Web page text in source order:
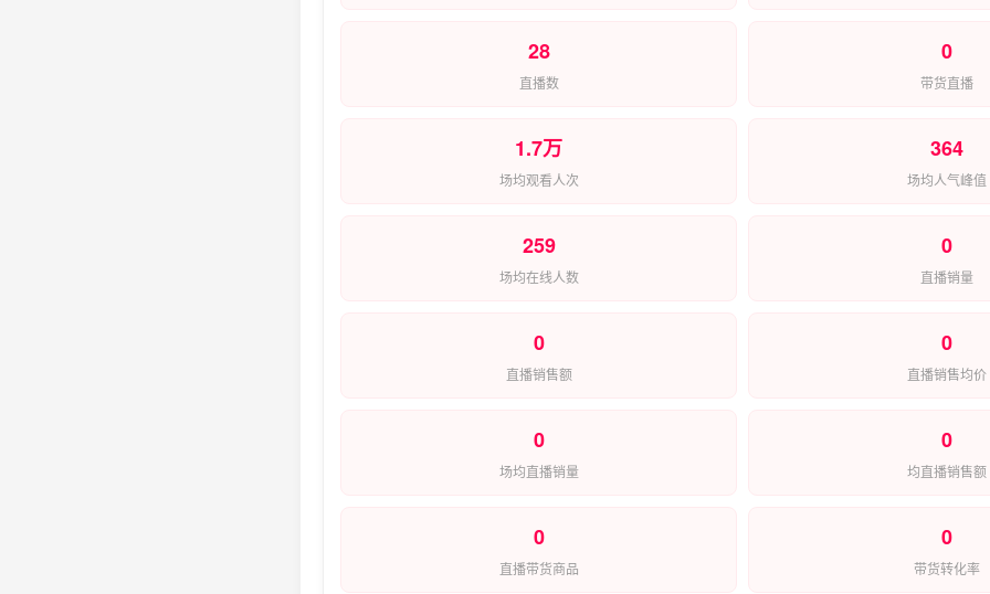
28
直播数
0
带货直播
1.7万
场均观看人次
364
场均人气峰值
259
场均在线人数
0
直播销量
0
直播销售额
0
直播销售均价
0
场均直播销量
0
均直播销售额
0
直播带货商品
0
带货转化率